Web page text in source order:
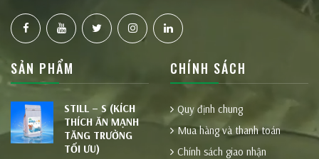
SẢN PHẨM
STILL – S (KÍCH
THÍCH ĂN MẠNH
TĂNG TRƯỞNG
TỐI ƯU)
CHÍNH SÁCH
Quy định chung
Mua hàng và thanh toán
Chính sách giao nhận